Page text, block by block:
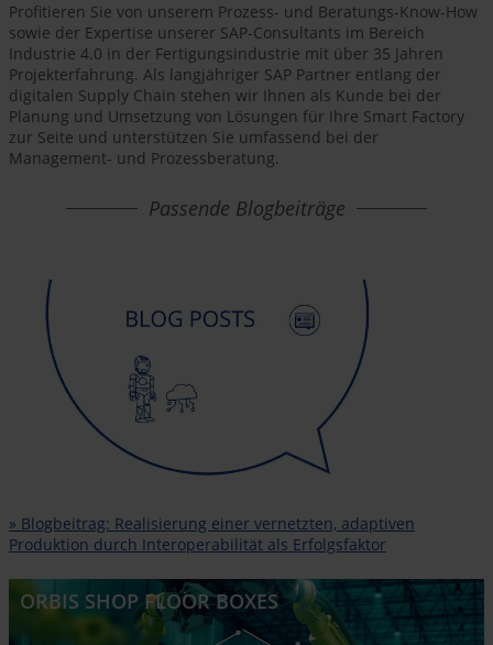
Profitieren Sie von unserem Prozess- und Beratungs-Know-How
sowie der Expertise unserer SAP-Consultants im Bereich
Industrie 4.0 in der Fertigungsindustrie mit über 35 Jahren
Projekterfahrung. Als langjähriger SAP Partner entlang der
digitalen Supply Chain stehen wir Ihnen als Kunde bei der
Planung und Umsetzung von Lösungen für Ihre Smart Factory
zur Seite und unterstützen Sie umfassend bei der
Management- und Prozessberatung.
Passende Blogbeiträge
» Blogbeitrag: Realisierung einer vernetzten, adaptiven
Produktion durch Interoperabilität als Erfolgsfaktor
ORBIS SHOP FLOOR BOXES